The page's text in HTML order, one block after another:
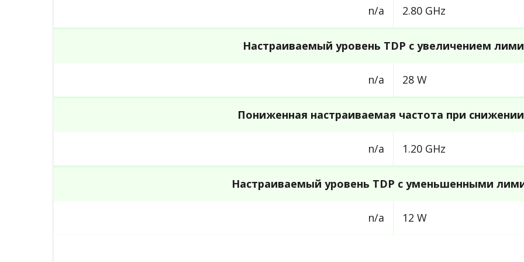
n/a 2.80 GHz
Настраиваемый уровень TDP с увеличением
n/a 28 W
Пониженная настраиваемая частота при
n/a 1.20 GHz
Настраиваемый уровень TDP с уменьшенными
n/a 12 W